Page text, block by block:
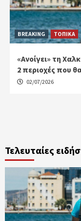
BREAKING ΤΟΠΙΚΑ
«Ανοίγει» τη
2 περιοχές που
02/07/2026
Τελευταίες